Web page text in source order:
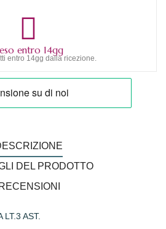
entro 14gg
entro 14gg dalla ricezione.
DEL PRODOTTO
RECENSIONI
LT.3 AST.